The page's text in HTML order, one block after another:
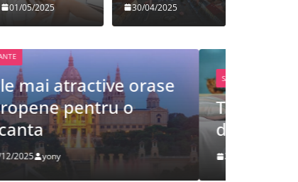
01/05/2025 30/04/2025
SANATATE
Tot ce trebuie sa stii
despre bolile copilariei
26/12/2025 yony